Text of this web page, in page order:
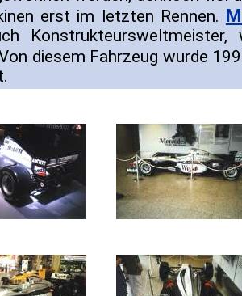
erst im letzten Rennen.
diesem Fahrzeug wurde